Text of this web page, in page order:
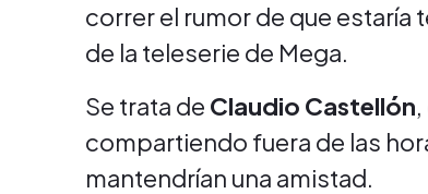
correr el rumor de que
de la teleserie de Mega.
Se trata de Claudio Castellón
compartiendo fuera de las
mantendrían una amistad.